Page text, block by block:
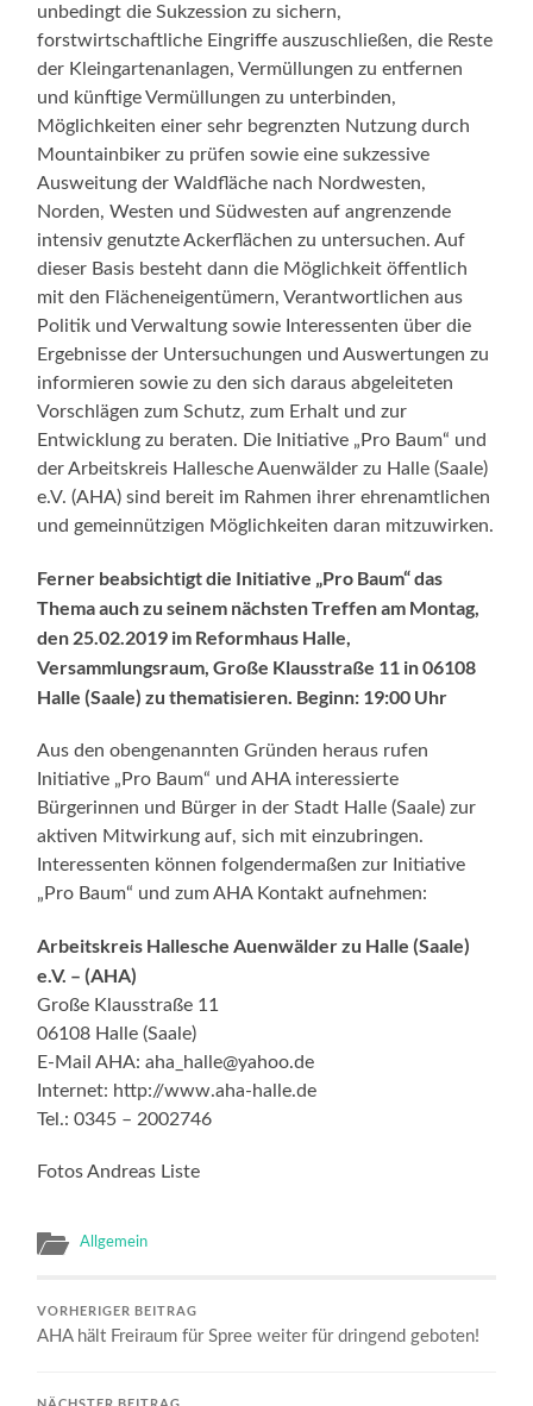
unbedingt die Sukzession zu sichern,
forstwirtschaftliche Eingriffe auszuschließen, die Reste
der Kleingartenanlagen, Vermüllungen zu entfernen
und künftige Vermüllungen zu unterbinden,
Möglichkeiten einer sehr begrenzten Nutzung durch
Mountainbiker zu prüfen sowie eine sukzessive
Ausweitung der Waldfläche nach Nordwesten,
Norden, Westen und Südwesten auf angrenzende
intensiv genutzte Ackerflächen zu untersuchen. Auf
dieser Basis besteht dann die Möglichkeit öffentlich
mit den Flächeneigentümern, Verantwortlichen aus
Politik und Verwaltung sowie Interessenten über die
Ergebnisse der Untersuchungen und Auswertungen zu
informieren sowie zu den sich daraus abgeleiteten
Vorschlägen zum Schutz, zum Erhalt und zur
Entwicklung zu beraten. Die Initiative „Pro Baum“ und
der Arbeitskreis Hallesche Auenwälder zu Halle (Saale)
e.V. (AHA) sind bereit im Rahmen ihrer ehrenamtlichen
und gemeinnützigen Möglichkeiten daran mitzuwirken.
Ferner beabsichtigt die Initiative „Pro Baum“ das
Thema auch zu seinem nächsten Treffen am Montag,
den 25.02.2019 im Reformhaus Halle,
Versammlungsraum, Große Klausstraße 11 in 06108
Halle (Saale) zu thematisieren. Beginn: 19:00 Uhr
Aus den obengenannten Gründen heraus rufen
Initiative „Pro Baum“ und AHA interessierte
Bürgerinnen und Bürger in der Stadt Halle (Saale) zur
aktiven Mitwirkung auf, sich mit einzubringen.
Interessenten können folgendermaßen zur Initiative
„Pro Baum“ und zum AHA Kontakt aufnehmen:
Arbeitskreis Hallesche Auenwälder zu Halle (Saale)
e.V. – (AHA)
Große Klausstraße 11
06108 Halle (Saale)
E-Mail AHA: aha_halle@yahoo.de
Internet: http://www.aha-halle.de
Tel.: 0345 – 2002746
Fotos Andreas Liste
Allgemein
VORHERIGER BEITRAG
AHA hält Freiraum für Spree weiter für dringend geboten!
NÄCHSTER BEITRAG